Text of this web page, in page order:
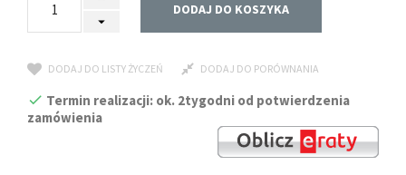
DODAJ DO KOSZYKA
DODAJ DO LISTY ŻYCZEŃ DODAJ DO PORÓWNANIA
Termin realizacji: ok. 2tygodni od potwierdzenia
zamówienia